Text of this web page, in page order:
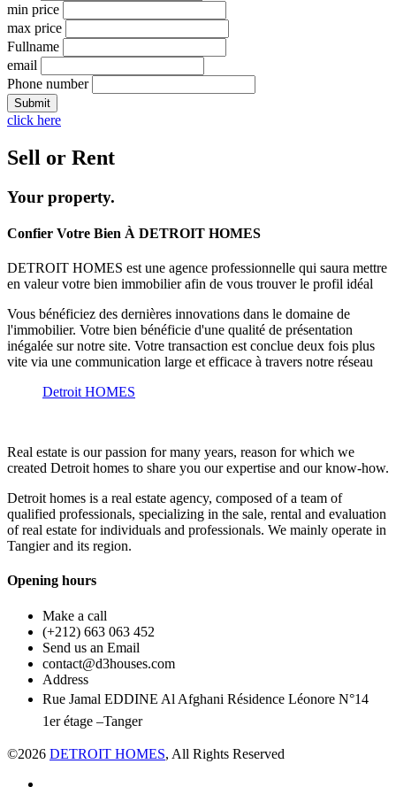
min price
max price
Fullname
email
Phone number
Submit
click here
Sell or Rent
Your property.
Confier Votre Bien À DETROIT HOMES
DETROIT HOMES est une agence professionnelle qui saura mettre
en valeur votre bien immobilier afin de vous trouver le profil idéal
Vous bénéficiez des dernières innovations dans le domaine de
l'immobilier. Votre bien bénéficie d'une qualité de présentation
inégalée sur notre site. Votre transaction est conclue deux fois plus
vite via une communication large et efficace à travers notre réseau
Detroit HOMES
Real estate is our passion for many years, reason for which we
created Detroit homes to share you our expertise and our know-how.
Detroit homes is a real estate agency, composed of a team of
qualified professionals, specializing in the sale, rental and evaluation
of real estate for individuals and professionals. We mainly operate in
Tangier and its region.
Opening hours
Make a call
(+212) 663 063 452
Send us an Email
contact@d3houses.com
Address
Rue Jamal EDDINE Al Afghani Résidence Léonore N°14
1er étage –Tanger
©2026 DETROIT HOMES, All Rights Reserved